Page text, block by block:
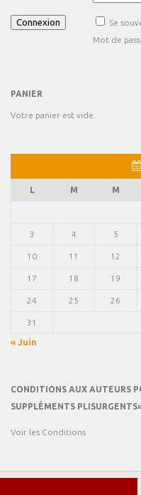
Se
Mot de
PANIER
Votre panier est vide.
L M M
3 4 5
10 11 12
17 18 19
24 25 26
31
« Juin
CONDITIONS AUX AUTEURS
SUPPLÉMENTS
Voir les Conditions